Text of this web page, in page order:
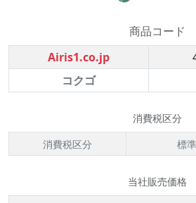
商品コード
Airis1.co.jp
コクゴ
消費税区分
消費税区分
標
当社販売価格